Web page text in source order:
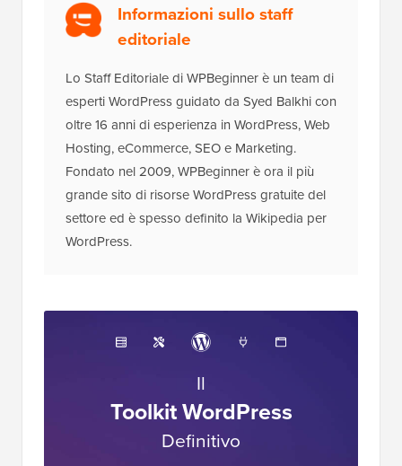
Informazioni sullo staff
editoriale
Lo Staff Editoriale di WPBeginner è un team di
esperti WordPress guidato da Syed Balkhi con
oltre 16 anni di esperienza in WordPress, Web
Hosting, eCommerce, SEO e Marketing.
Fondato nel 2009, WPBeginner è ora il più
grande sito di risorse WordPress gratuite del
settore ed è spesso definito la Wikipedia per
WordPress.
Il
Toolkit WordPress
Definitivo